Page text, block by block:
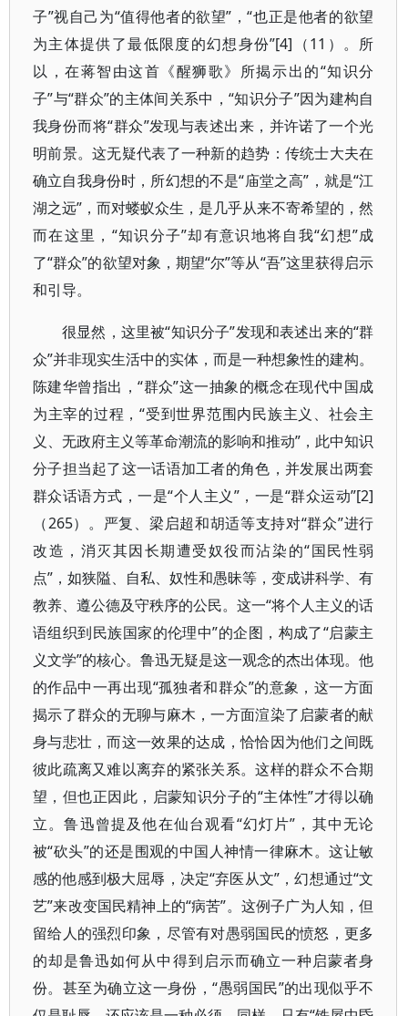
子”视自己为“值得他者的欲望”，“也正是他者的欲望
为主体提供了最低限度的幻想身份”[4]（11）。所
以，在蒋智由这首《醒狮歌》所揭示出的“知识分
子”与“群众”的主体间关系中，“知识分子”因为建构自
我身份而将“群众”发现与表述出来，并许诺了一个光
明前景。这无疑代表了一种新的趋势：传统士大夫在
确立自我身份时，所幻想的不是“庙堂之高”，就是“江
湖之远”，而对蝼蚁众生，是几乎从来不寄希望的，然
而在这里，“知识分子”却有意识地将自我“幻想”成
了“群众”的欲望对象，期望“尔”等从“吾”这里获得启示
和引导。
很显然，这里被“知识分子”发现和表述出来的“群
众”并非现实生活中的实体，而是一种想象性的建构。
陈建华曾指出，“群众”这一抽象的概念在现代中国成
为主宰的过程，“受到世界范围内民族主义、社会主
义、无政府主义等革命潮流的影响和推动”，此中知识
分子担当起了这一话语加工者的角色，并发展出两套
群众话语方式，一是“个人主义”，一是“群众运动”[2]
（265）。严复、梁启超和胡适等支持对“群众”进行
改造，消灭其因长期遭受奴役而沾染的“国民性弱
点”，如狭隘、自私、奴性和愚昧等，变成讲科学、有
教养、遵公德及守秩序的公民。这一“将个人主义的话
语组织到民族国家的伦理中”的企图，构成了“启蒙主
义文学”的核心。鲁迅无疑是这一观念的杰出体现。他
的作品中一再出现“孤独者和群众”的意象，这一方面
揭示了群众的无聊与麻木，一方面渲染了启蒙者的献
身与悲壮，而这一效果的达成，恰恰因为他们之间既
彼此疏离又难以离弃的紧张关系。这样的群众不合期
望，但也正因此，启蒙知识分子的“主体性”才得以确
立。鲁迅曾提及他在仙台观看“幻灯片”，其中无论
被“砍头”的还是围观的中国人神情一律麻木。这让敏
感的他感到极大屈辱，决定“弃医从文”，幻想通过“文
艺”来改变国民精神上的“病苦”。这例子广为人知，但
留给人的强烈印象，尽管有对愚弱国民的愤怒，更多
的却是鲁迅如何从中得到启示而确立一种启蒙者身
份。甚至为确立这一身份，“愚弱国民”的出现似乎不